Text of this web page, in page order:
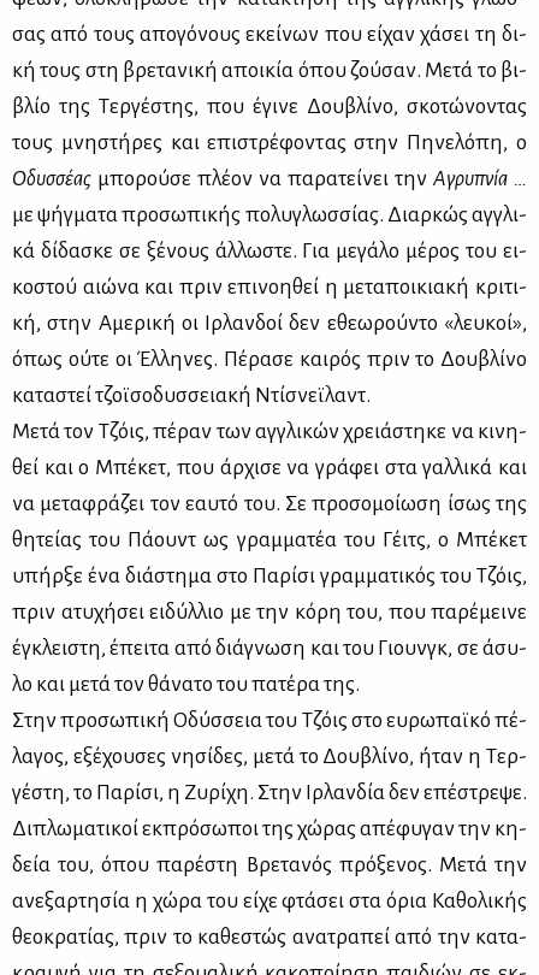
σας από τους απο­γό­νους εκεί­νων που εί­χαν χά­σει τη δι­
κή τους στη βρε­τα­νι­κή αποι­κία όπου ζού­σαν. Με­τά το βι­
βλίο της Τερ­γέ­στης, που έγι­νε Δου­βλί­νο, σκο­τώ­νο­ντας
τους μνη­στή­ρες και επι­στρέ­φο­ντας στην Πη­νε­λό­πη, ο
Οδυσ­σέ­ας μπο­ρού­σε πλέ­ον να πα­ρα­τεί­νει την Αγρυ­πνία …
με ψήγ­μα­τα προ­σω­πι­κής πο­λυ­γλωσ­σί­ας. Διαρ­κώς αγ­γλι­
κά δί­δα­σκε σε ξέ­νους άλ­λω­στε. Για με­γά­λο μέ­ρος του ει­
κο­στού αιώ­να και πριν επι­νοη­θεί η με­τα­ποι­κια­κή κρι­τι­
κή, στην Αμε­ρι­κή οι Ιρ­λαν­δοί δεν εθε­ω­ρού­ντο «λευ­κοί»,
όπως ού­τε οι Έλ­λη­νες. Πέ­ρα­σε και­ρός πριν το Δου­βλί­νο
κα­τα­στεί τζοϊ­σο­δυσ­σεια­κή Ντίσ­νεϊ­λαντ.
Με­τά τον Τζόις, πέ­ραν των αγ­γλι­κών χρειά­στη­κε να κι­νη­
θεί και ο Μπέ­κετ, που άρ­χι­σε να γρά­φει στα γαλ­λι­κά και
να με­τα­φρά­ζει τον εαυ­τό του. Σε προ­σο­μοί­ω­ση ίσως της
θη­τεί­ας του Πά­ουντ ως γραμ­μα­τέα του Γέιτς, ο Μπέ­κετ
υπήρ­ξε ένα διά­στη­μα στο Πα­ρί­σι γραμ­μα­τι­κός του Τζόις,
πριν ατυ­χή­σει ει­δύλ­λιο με την κό­ρη του, που πα­ρέ­μει­νε
έγκλει­στη, έπει­τα από διά­γνω­ση και του Γιουνγκ, σε άσυ­
λο και με­τά τον θά­να­το του πα­τέ­ρα της.
Στην προ­σω­πι­κή Οδύσ­σεια του Τζόις στο ευ­ρω­παϊ­κό πέ­
λα­γος, εξέ­χου­σες νη­σί­δες, με­τά το Δου­βλί­νο, ήταν η Τερ­
γέ­στη, το Πα­ρί­σι, η Ζυ­ρί­χη. Στην Ιρ­λαν­δία δεν επέ­στρε­ψε.
Δι­πλω­μα­τι­κοί εκ­πρό­σω­ποι της χώ­ρας απέ­φυ­γαν την κη­
δεία του, όπου πα­ρέ­στη Βρε­τα­νός πρό­ξε­νος. Με­τά την
ανε­ξαρ­τη­σία η χώ­ρα του εί­χε φτά­σει στα όρια Κα­θο­λι­κής
θε­ο­κρα­τί­ας, πριν το κα­θε­στώς ανα­τρα­πεί από την κα­τα­